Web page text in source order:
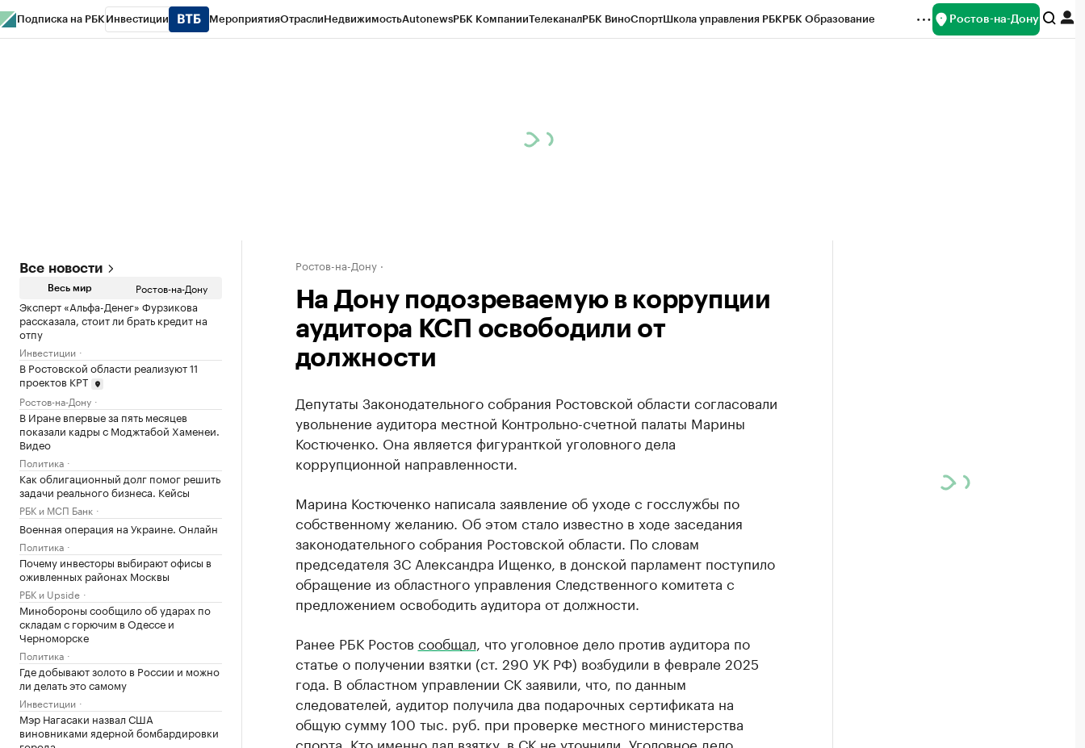
Подписка на РБК Инвестиции МероприятияОтраслиНедвижимостьAutonewsРБК КомпанииТелеканалРБК ВиноСпортШкола управления РБКРБК Образование Ростов-на-Дону
Все новости
Весь мир Ростов-на-Дону
Эксперт «Альфа-Денег» Фурзикова
рассказала, стоит ли брать кредит на
отпу
Инвестиции
В Ростовской области реализуют 11
проектов КРТ
Ростов-на-Дону
В Иране впервые за пять месяцев
показали кадры с Моджтабой Хаменеи.
Видео
Политика
Как облигационный долг помог решить
задачи реального бизнеса. Кейсы
РБК и МСП Банк
Военная операция на Украине. Онлайн
Политика
Почему инвесторы выбирают офисы в
оживленных районах Москвы
РБК и Upside
Минобороны сообщило об ударах по
складам с горючим в Одессе и
Черноморске
Политика
Где добывают золото в России и можно
ли делать это самому
Инвестиции
Мэр Нагасаки назвал США
виновниками ядерной бомбардировки
Ростов-на-Дону
На Дону подозреваемую в коррупции
аудитора КСП освободили от
должности
Депутаты Законодательного собрания Ростовской области согласовали
увольнение аудитора местной Контрольно-счетной палаты Марины
Костюченко. Она является фигуранткой уголовного дела
коррупционной направленности.
Марина Костюченко написала заявление об уходе с госслужбы по
собственному желанию. Об этом стало известно в ходе заседания
законодательного собрания Ростовской области. По словам
председателя ЗС Александра Ищенко, в донской парламент поступило
обращение из областного управления Следственного комитета с
предложением освободить аудитора от должности.
Ранее РБК Ростов сообщал , что уголовное дело против аудитора по
статье о получении взятки (ст. 290 УК РФ) возбудили в феврале 2025
года. В областном управлении СК заявили, что, по данным
следователей, аудитор получила два подарочных сертификата на
общую сумму 100 тыс. руб. при проверке местного министерства
спорта. Кто именно дал взятку, в СК не уточнили. Уголовное дело